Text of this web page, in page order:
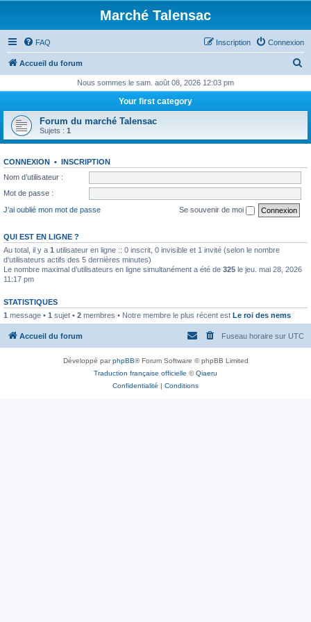
Marché Talensac
FAQ Connexion
Inscription
Accueil du forum
h
r
Nous sommes le sam. août 08, 2026 12:03 pm
Your first category
Forum du marché Talensac
Sujets : 1
CONNEXION • INSCRIPTION
Nom d’utilisateur :
Mot de passe :
J’ai oublié mon mot de passe
Se souvenir de moi
QUI EST EN LIGNE ?
Au total, il y a 1 utilisateur en ligne :: 0 inscrit, 0 invisible et 1 invité (selon le nombre
d’utilisateurs actifs des 5 dernières minutes)
Le nombre maximal d’utilisateurs en ligne simultanément a été de 325 le jeu. mai 28, 2026
11:17 pm
STATISTIQUES
1 message • 1 sujet • 2 membres • Notre membre le plus récent est Le roi des nems
Accueil du forum Fuseau horaire sur UTC
Développé parphpBB® Forum Software © phpBB Limited
Traduction française officielle ©Qiaeru
Confidentialité | Conditions